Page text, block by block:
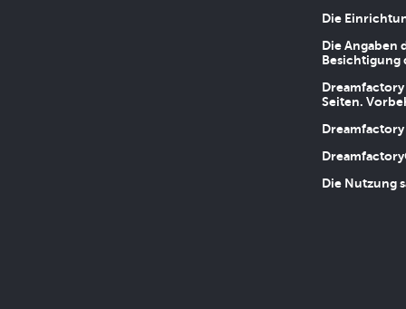
Die
Die
Besichtigung
Seiten.
Die Nutzung